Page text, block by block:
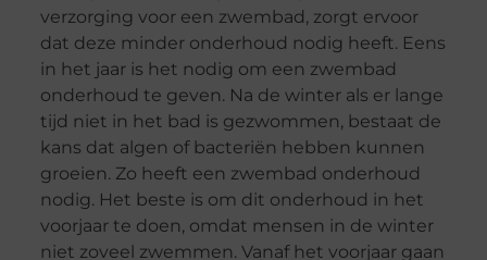
verzorging voor een zwembad, zorgt ervoor
dat deze minder onderhoud nodig heeft. Eens
in het jaar is het nodig om een zwembad
onderhoud te geven. Na de winter als er lange
tijd niet in het bad is gezwommen, bestaat de
kans dat algen of bacteriën hebben kunnen
groeien. Zo heeft een zwembad onderhoud
nodig. Het beste is om dit onderhoud in het
voorjaar te doen, omdat mensen in de winter
niet zoveel zwemmen. Vanaf het voorjaar gaan